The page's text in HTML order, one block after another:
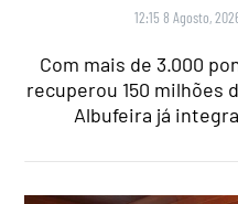
12:15 8 Agosto,
Com mais de 3.000
recuperou 150 milhões
Albufeira já